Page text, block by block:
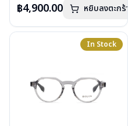
เลนส์ : Demo Lenses
น้ำหนัก : 13 กรัม
อุปกรณ์ : กล่องแว่น, ผ้าเช็ดแว่น
กรุณาติดต่อเราคลิก
฿4,900.00 หยิบลงตะกร้า
In Stock